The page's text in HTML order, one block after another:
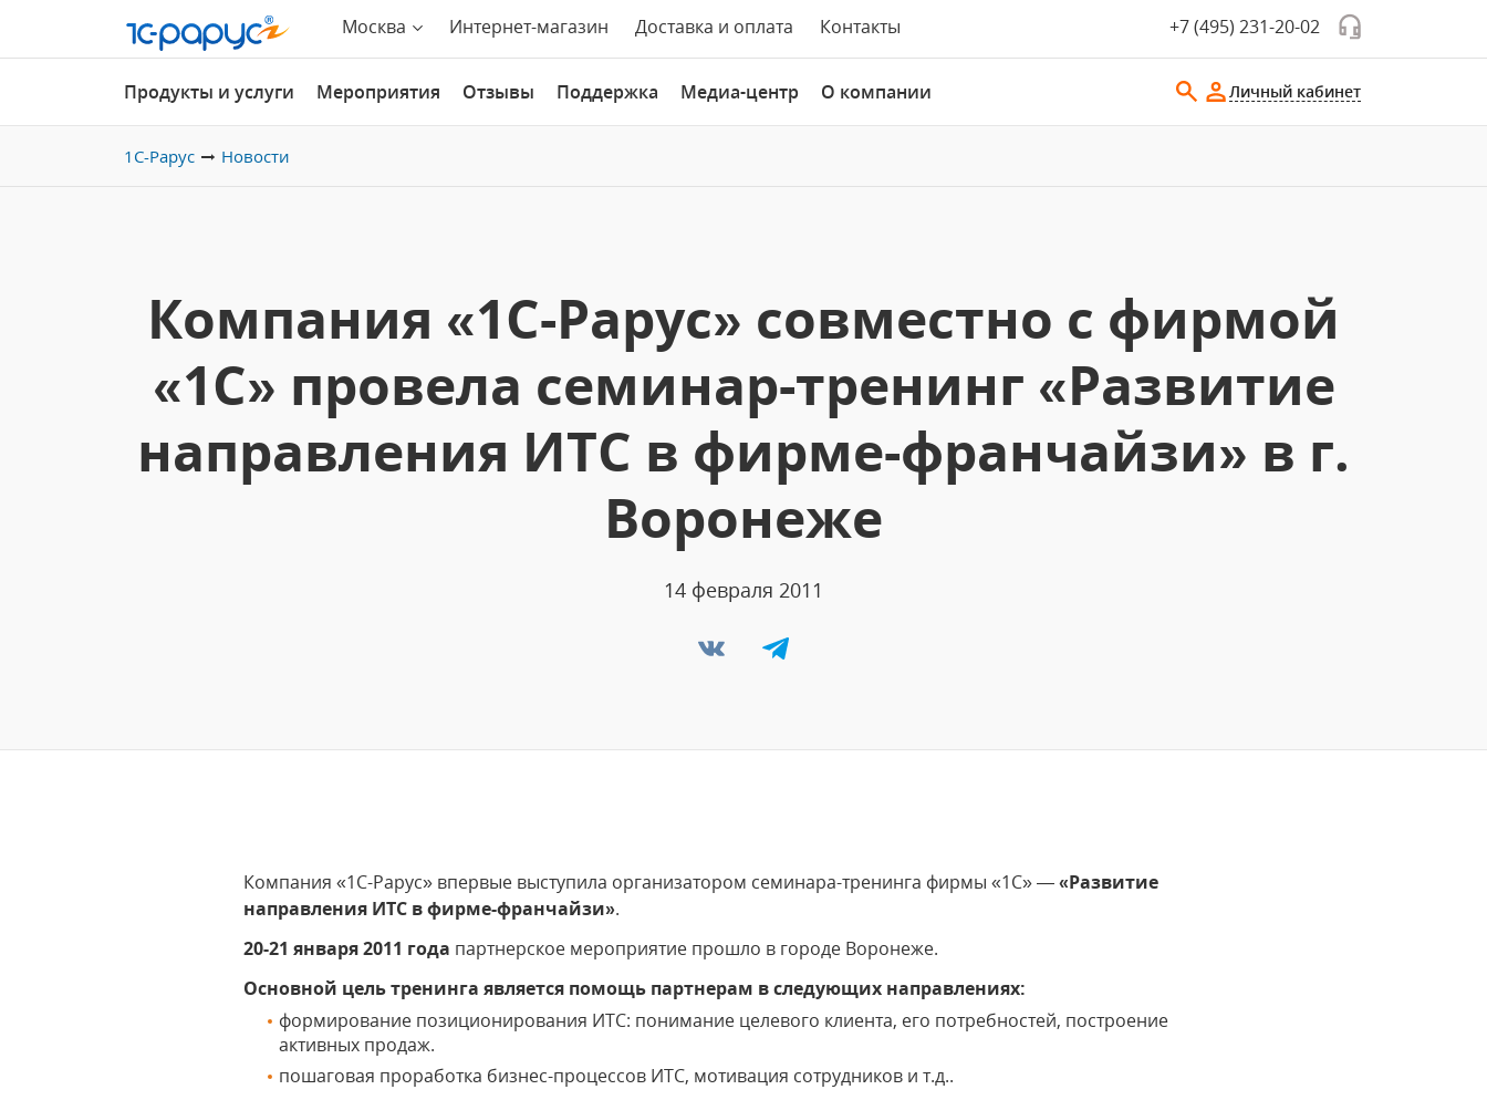
Москва Интернет-магазин Доставка и оплата Контакты +7 (495) 231-20-02
Продукты и услуги Мероприятия Отзывы Поддержка Медиа-центр О компании Личный кабинет
1С-Рарус Новости
Компания «1С-Рарус» совместно с фирмой
«1С» провела семинар-тренинг «Развитие
направления ИТС в фирме-франчайзи» в г.
Воронеже
14 февраля 2011
Компания «1С-Рарус» впервые выступила организатором семинара-тренинга фирмы «1С» —«Развитие
направления ИТС в фирме-франчайзи».
20-21 января 2011 года партнерское мероприятие прошло в городе Воронеже.
Основной цель тренинга является помощь партнерам в следующих направлениях:
формирование позиционирования ИТС: понимание целевого клиента, его потребностей, построение
активных продаж.
пошаговая проработка бизнес-процессов ИТС, мотивация сотрудников и т.д..